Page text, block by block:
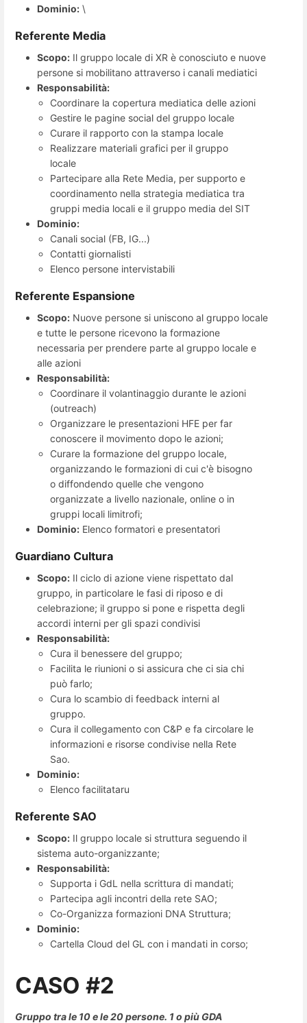
Dominio: \
Referente Media
Scopo: Il gruppo locale di XR è conosciuto e nuove
persone si mobilitano attraverso i canali mediatici
Responsabilità:
Coordinare la copertura mediatica delle azioni
Gestire le pagine social del gruppo locale
Curare il rapporto con la stampa locale
Realizzare materiali grafici per il gruppo
locale
Partecipare alla Rete Media, per supporto e
coordinamento nella strategia mediatica tra
gruppi media locali e il gruppo media del SIT
Dominio:
Canali social (FB, IG...)
Contatti giornalisti
Elenco persone intervistabili
Referente Espansione
Scopo: Nuove persone si uniscono al gruppo locale
e tutte le persone ricevono la formazione
necessaria per prendere parte al gruppo locale e
alle azioni
Responsabilità:
Coordinare il volantinaggio durante le azioni
(outreach)
Organizzare le presentazioni HFE per far
conoscere il movimento dopo le azioni;
Curare la formazione del gruppo locale,
organizzando le formazioni di cui c'è bisogno
o diffondendo quelle che vengono
organizzate a livello nazionale, online o in
gruppi locali limitrofi;
Dominio: Elenco formatori e presentatori
Guardiano Cultura
Scopo: Il ciclo di azione viene rispettato dal
gruppo, in particolare le fasi di riposo e di
celebrazione; il gruppo si pone e rispetta degli
accordi interni per gli spazi condivisi
Responsabilità:
Cura il benessere del gruppo;
Facilita le riunioni o si assicura che ci sia chi
può farlo;
Cura lo scambio di feedback interni al
gruppo.
Cura il collegamento con C&P e fa circolare le
informazioni e risorse condivise nella Rete
Sao.
Dominio:
Elenco facilitataru
Referente SAO
Scopo: Il gruppo locale si struttura seguendo il
sistema auto-organizzante;
Responsabilità:
Supporta i GdL nella scrittura di mandati;
Partecipa agli incontri della rete SAO;
Co-Organizza formazioni DNA Struttura;
Dominio:
Cartella Cloud del GL con i mandati in corso;
CASO #2
Gruppo tra le 10 e le 20 persone. 1 o più GDA